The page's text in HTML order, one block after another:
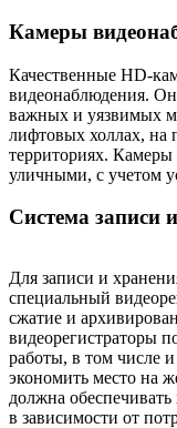
Камеры
Качественные HD-
видеонаблюдения.
важных и уязвимых
лифтовых холлах, на
территориях.
уличными, с учетом
Система записи
Для записи и
специальный
сжатие и
видеорегистраторы
работы, в том числе
экономить место на
должна
в зависимости от